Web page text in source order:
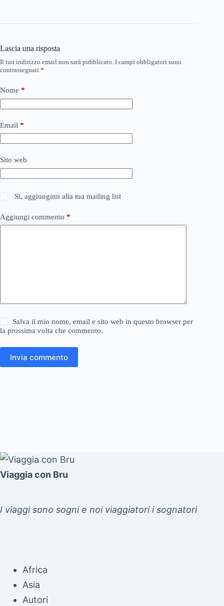
Lascia una risposta
Il tuo indirizzo email non sarà pubblicato. I campi obbligatori sono
contrassegnati *
Nome *
Email *
Sito web
Si, aggiungimi alla tua mailing list
Aggiungi commento *
Salva il mio nome, email e sito web in questo browser per
la prossima volta che commento.
Invia commento
Viaggia con Bru
I viaggi sono sogni e noi viaggiatori i sognatori
Africa
Asia
Autori